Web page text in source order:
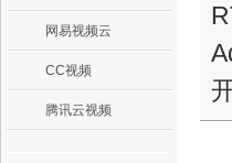
网易视频云
CC视频
腾讯云视频